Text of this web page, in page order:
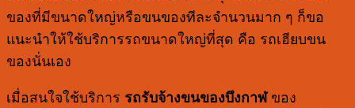
ของที่มีขนาดใหญ่หรือขนของทีละจำนวนมาก ๆ ก็ขอ
แนะนำให้ใช้บริการรถขนาดใหญ่ที่สุด คือ รถเฮียบขน
ของนั่นเอง
เมื่อสนใจใช้บริการ รถรับจ้างขนของบึงกาฬของ